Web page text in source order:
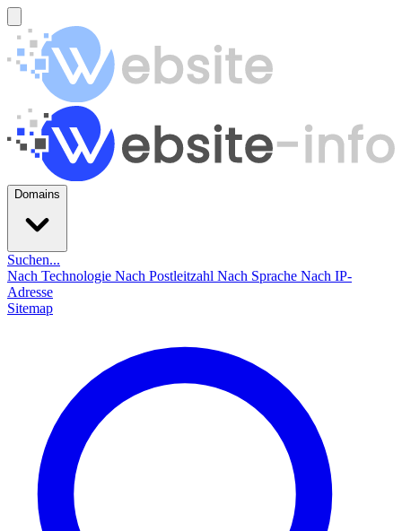
Domains
Suchen...
Nach Technologie Nach Postleitzahl Nach Sprache Nach IP-
Adresse
Sitemap